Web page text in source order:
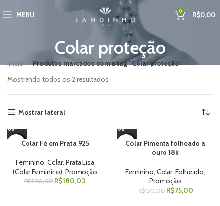
MENU 0 R$0,00
Colar proteção
Início
Produtos marcados com a tag “Colar proteção”
Mostrando todos os 2 resultados
Mostrar lateral
-22%Colar Fé em Prata 925
Feminino, Colar, Prata Lisa
(Colar Feminino), Promoção
R$230,00 R$180,00
-50%
Colar Pimenta folheado a
ouro 18k
Feminino, Colar, Folheado,
Promoção
R$150,00 R$75,00